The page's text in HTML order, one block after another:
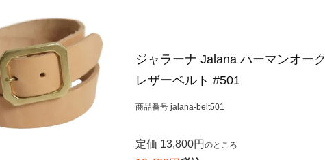
ジャラーナ Jalana ハーマンオーク
レザーベルト #501
商品番号 jalana-belt501
定価 13,800 のところ